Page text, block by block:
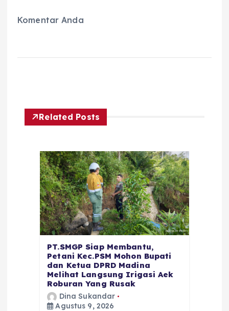
Komentar Anda
Related Posts
PT.SMGP Siap Membantu,
Petani Kec.PSM Mohon Bupati
dan Ketua DPRD Madina
Melihat Langsung Irigasi Aek
Roburan Yang Rusak
Dina Sukandar
Agustus 9, 2026